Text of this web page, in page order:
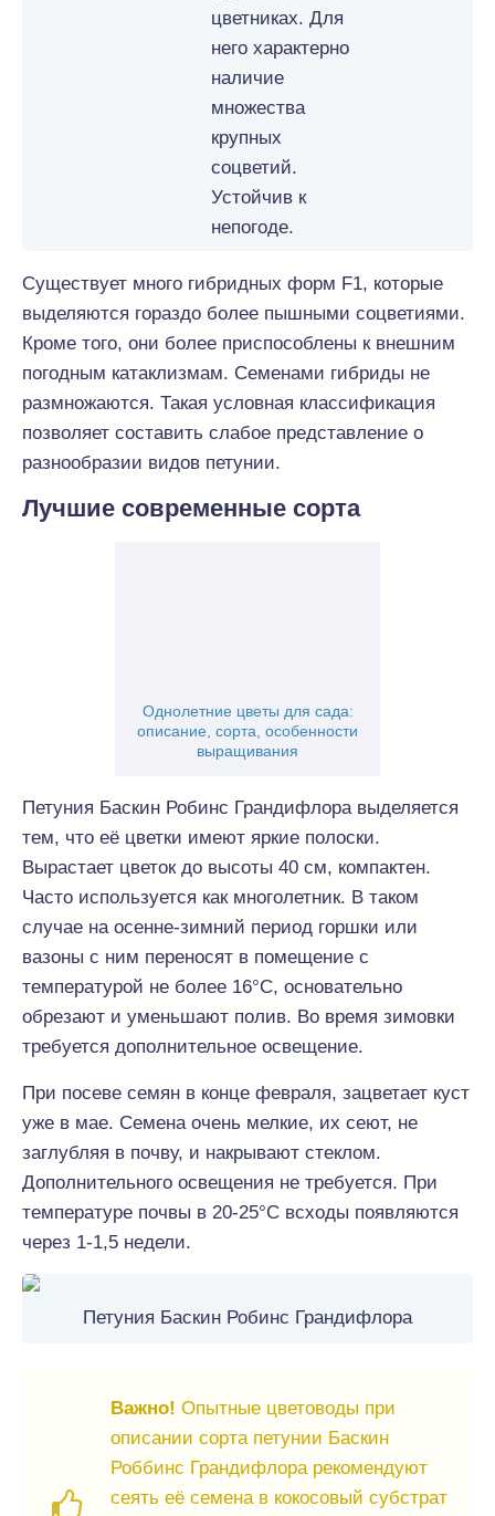
цветниках. Для
него характерно
наличие
множества
крупных
соцветий.
Устойчив к
непогоде.
Существует много гибридных форм F1, которые
выделяются гораздо более пышными соцветиями.
Кроме того, они более приспособлены к внешним
погодным катаклизмам. Семенами гибриды не
размножаются. Такая условная классификация
позволяет составить слабое представление о
разнообразии видов петунии.
Лучшие современные сорта
Однолетние цветы для сада:
описание, сорта, особенности
выращивания
Петуния Баскин Робинс Грандифлора выделяется
тем, что её цветки имеют яркие полоски.
Вырастает цветок до высоты 40 см, компактен.
Часто используется как многолетник. В таком
случае на осенне-зимний период горшки или
вазоны с ним переносят в помещение с
температурой не более 16°C, основательно
обрезают и уменьшают полив. Во время зимовки
требуется дополнительное освещение.
При посеве семян в конце февраля, зацветает куст
уже в мае. Семена очень мелкие, их сеют, не
заглубляя в почву, и накрывают стеклом.
Дополнительного освещения не требуется. При
температуре почвы в 20-25°C всходы появляются
через 1-1,5 недели.
Петуния Баскин Робинс Грандифлора
Важно! Опытные цветоводы при
описании сорта петунии Баскин
Роббинс Грандифлора рекомендуют
сеять её семена в кокосовый субстрат